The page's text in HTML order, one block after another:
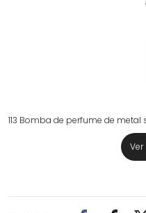
113 Bomba de perfume de metal